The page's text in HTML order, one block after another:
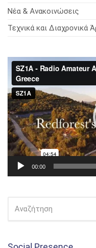
Νέα & Ανακοινώσεις
Τεχνικά και Διαχρονικά
Πρόγραμμα
Αναπαραγωγής
Βίντεο
00:00
ΓΙΑ: